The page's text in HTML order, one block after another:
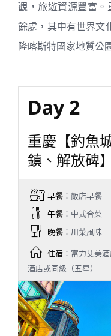
觀，旅遊資源豐富。
餘處，其中有世界文
隆喀斯特國家地質公
Day 2
重慶【釣魚
鎮、解放碑】
早餐 ：飯店早餐
午餐 ：中式合菜
晚餐 ：川菜風味
住宿 ：富力艾美
酒店或同級（五星）